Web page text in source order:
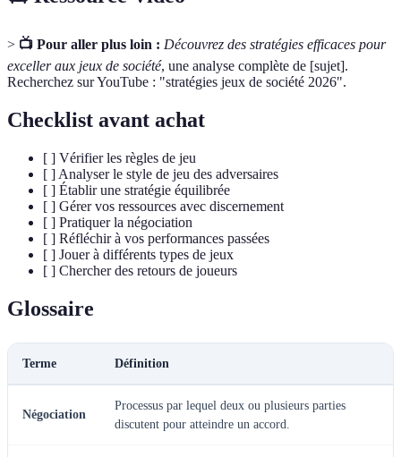
> 📺 Pour aller plus loin : Découvrez des stratégies efficaces pour
exceller aux jeux de société, une analyse complète de [sujet].
Recherchez sur YouTube : "stratégies jeux de société 2026".
Checklist avant achat
[ ] Vérifier les règles de jeu
[ ] Analyser le style de jeu des adversaires
[ ] Établir une stratégie équilibrée
[ ] Gérer vos ressources avec discernement
[ ] Pratiquer la négociation
[ ] Réfléchir à vos performances passées
[ ] Jouer à différents types de jeux
[ ] Chercher des retours de joueurs
Glossaire
Terme Définition
Négociation
Processus par lequel deux ou plusieurs parties
discutent pour atteindre un accord.